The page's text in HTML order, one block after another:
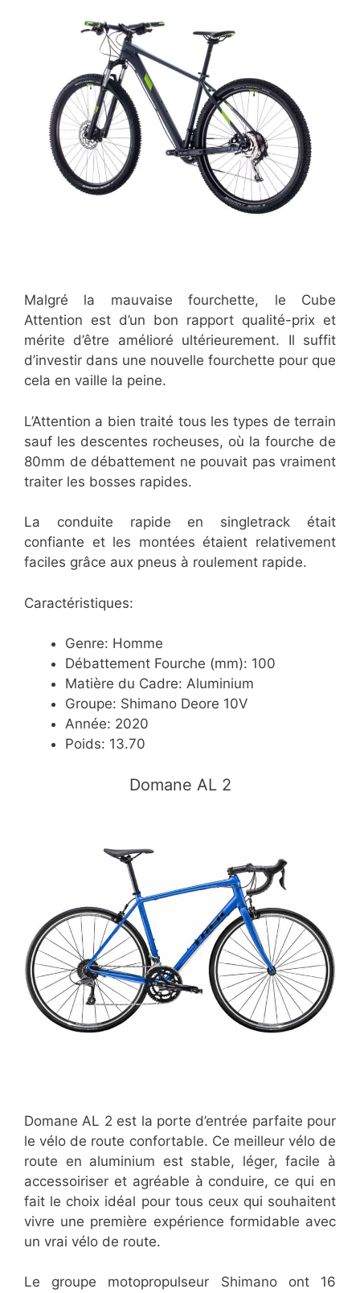
Malgré la mauvaise fourchette, le Cube
Attention est d’un bon rapport qualité-prix et
mérite d’être amélioré ultérieurement. Il suffit
d’investir dans une nouvelle fourchette pour que
cela en vaille la peine.
L’Attention a bien traité tous les types de terrain
sauf les descentes rocheuses, où la fourche de
80mm de débattement ne pouvait pas vraiment
traiter les bosses rapides.
La conduite rapide en singletrack était
confiante et les montées étaient relativement
faciles grâce aux pneus à roulement rapide.
Caractéristiques:
Genre: Homme
Débattement Fourche (mm): 100
Matière du Cadre: Aluminium
Groupe: Shimano Deore 10V
Année: 2020
Poids: 13.70
​Domane AL 2
Domane AL 2 est la porte d’entrée parfaite pour
le vélo de route confortable. Ce meilleur vélo de
route en aluminium est stable, léger, facile à
accessoiriser et agréable à conduire, ce qui en
fait le choix idéal pour tous ceux qui souhaitent
vivre une première expérience formidable avec
un vrai vélo de route.
Le groupe motopropulseur Shimano ont 16